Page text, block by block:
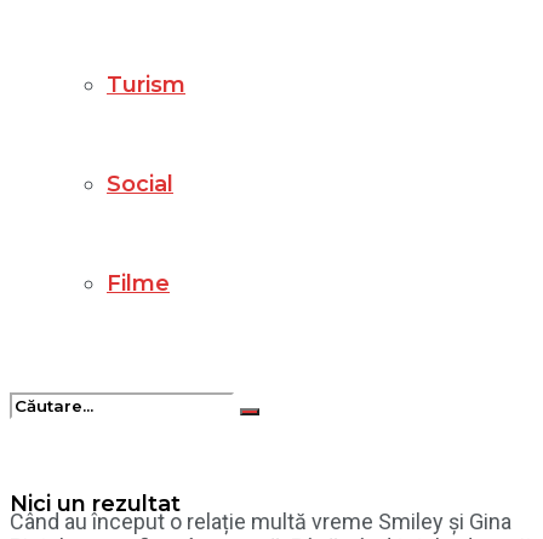
Turism
Social
Filme
Nici un rezultat
Când au început o relație multă vreme Smiley și Gina